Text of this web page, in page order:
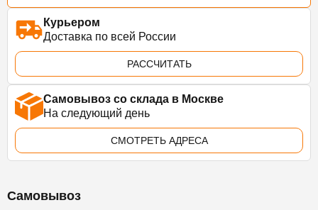
Курьером
Доставка по всей России
РАССЧИТАТЬ
Самовывоз со склада в Москве
На следующий день
СМОТРЕТЬ АДРЕСА
Самовывоз